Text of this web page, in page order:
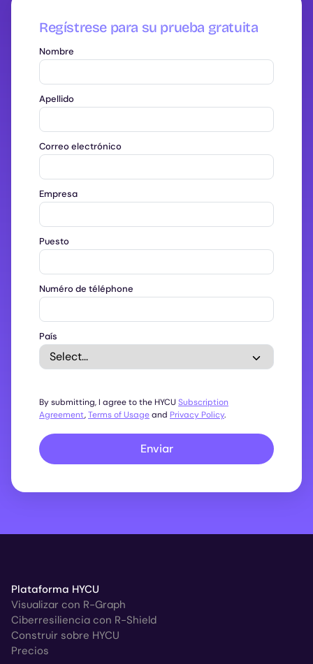
Regístrese para su prueba gratuita
Nombre
Apellido
Correo electrónico
Empresa
Puesto
Numéro de téléphone
País
By submitting, I agree to the HYCU Subscription
Agreement,Terms of Usageand Privacy Policy.
Enviar
Plataforma HYCU
Visualizar con R-Graph
Ciberresiliencia con R-Shield
Construir sobre HYCU
Precios